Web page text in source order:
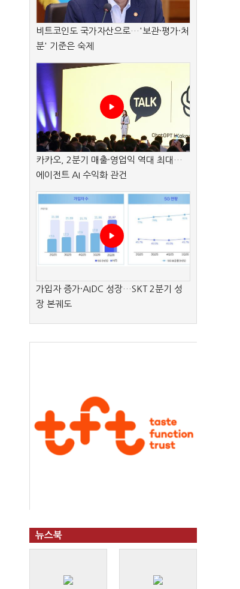
비트코인도 국가자산으로…'보관·평가·처
분' 기준은 숙제
카카오, 2분기 매출·영업익 역대 최대…
에이전트 AI 수익화 관건
가입자 증가·AIDC 성장…SKT 2분기 성
장 본궤도
뉴스북